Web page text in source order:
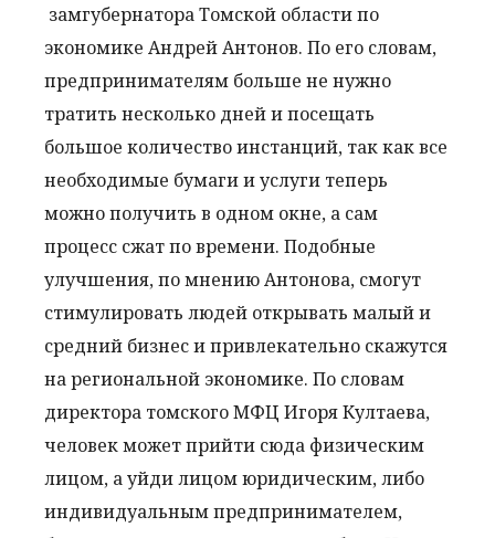
замгубернатора Томской области по
экономике Андрей Антонов. По его словам,
предпринимателям больше не нужно
тратить несколько дней и посещать
большое количество инстанций, так как все
необходимые бумаги и услуги теперь
можно получить в одном окне, а сам
процесс сжат по времени. Подобные
улучшения, по мнению Антонова, смогут
стимулировать людей открывать малый и
средний бизнес и привлекательно скажутся
на региональной экономике. По словам
директора томского МФЦ Игоря Култаева,
человек может прийти сюда физическим
лицом, а уйди лицом юридическим, либо
индивидуальным предпринимателем,